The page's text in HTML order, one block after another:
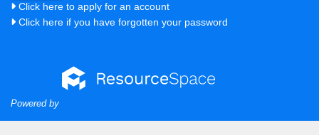
Click here to apply for an account
Click here if you have forgotten your password
Powered by